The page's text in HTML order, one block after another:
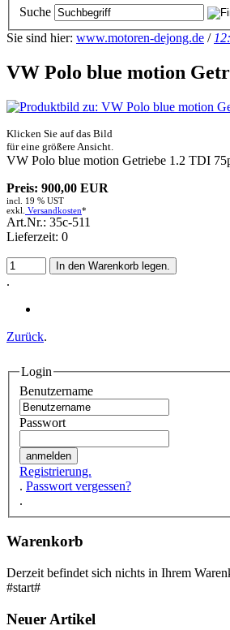
Suche
Sie sind hier: www.motoren-dejong.de / 12:
VW Polo blue motion
Klicken Sie auf das Bild
für eine größere Ansicht.
VW Polo blue motion Getriebe 1.2 TDI
Preis: 900,00 EUR
incl. 19 % UST
exkl. Versandkosten*
Art.Nr.: 35c-511
Lieferzeit: 0
.
Zurück.
Login
Benutzername
Passwort
Registrierung.
. Passwort vergessen?
.
Warenkorb
Derzeit befindet sich nichts in Ihrem
#start#
Neuer Artikel